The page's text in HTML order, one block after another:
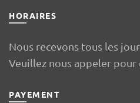
HORAIRES
Nous recevons tous les
Veuillez nous appeler
PAYEMENT